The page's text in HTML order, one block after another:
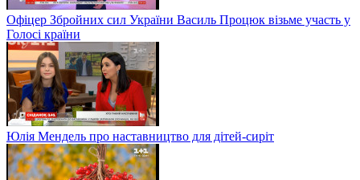
Офіцер Збройних сил України Василь Процюк візьме участь у
Голосі країни
Юлія Мендель про наставництво для дітей-сиріт